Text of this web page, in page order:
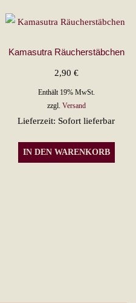
Kamasutra Räucherstäbchen
2,90 €
Enthält 19% MwSt.
zzgl. Versand
Lieferzeit: Sofort lieferbar
IN DEN WARENKORB